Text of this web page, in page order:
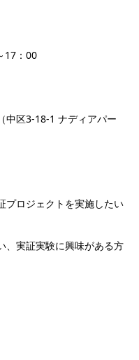
17：00
区3-18-1 ナディアパー
ロジェクトを実施したい
実証実験に興味がある方